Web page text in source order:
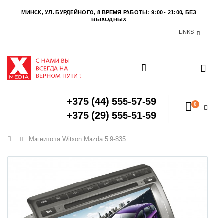
МИНСК, УЛ. БУРДЕЙНОГО, 8 ВРЕМЯ РАБОТЫ: 9:00 - 21:00, БЕЗ
ВЫХОДНЫХ
LINKS
+375 (44) 555-57-59
+375 (29) 555-51-59
0
Главная
Магнитола Witson Mazda 5 9-835